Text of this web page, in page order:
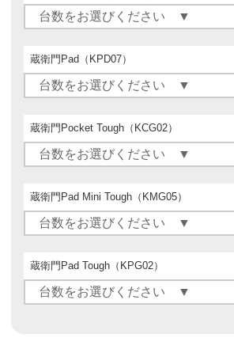
蔵衛門Pad（KPD07）
蔵衛門Pocket Tough（KCG02）
蔵衛門Pad Mini Tough（KMG05）
蔵衛門Pad Tough（KPG02）